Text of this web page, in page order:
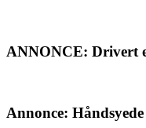
ANNONCE: Drivert
Annonce: